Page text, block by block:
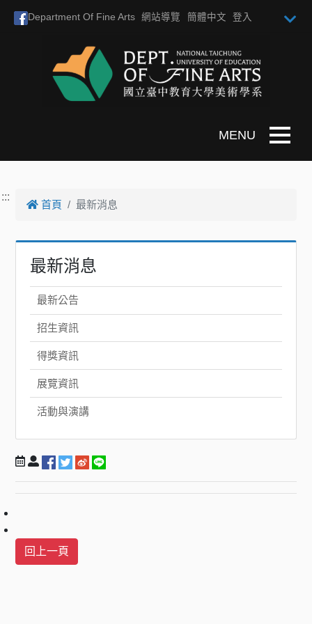
Department Of Fine Arts 網站導覽 簡體中文 登入
Toggle
:::
首頁 最新消息
最新消息
最新公告
招生資訊
得獎資訊
展覽資訊
活動與演講